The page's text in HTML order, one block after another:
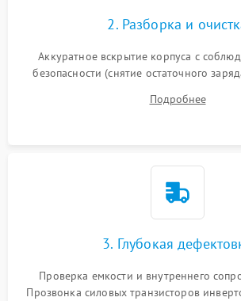
2. Разборка и
Аккуратное вскрытие корпуса с
безопасности (снятие остаточного
и кистей для предотвращения
Подробнее
3. Глубокая
Проверка емкости и внутреннего
Прозвонка силовых транзисторов